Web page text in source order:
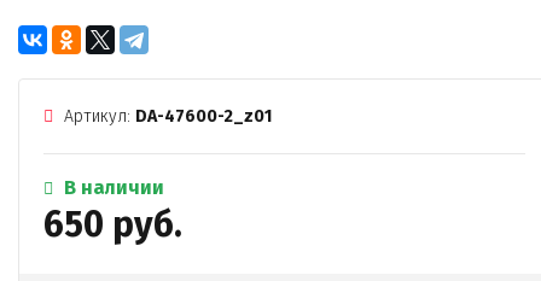
Артикул: DA-47600-2_z01
В наличии
650 руб.